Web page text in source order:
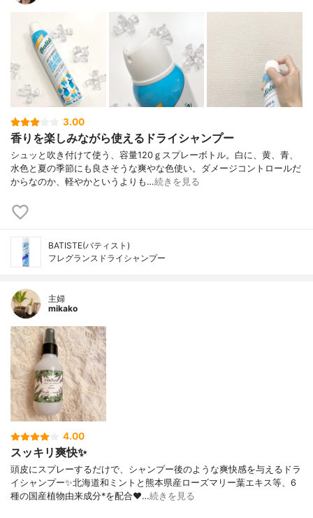
3.00
香りを楽しみながら使えるドライシャンプー
シュッと吹き付けて使う、容量120ｇスプレーボトル。白に、黄、青、
水色と夏の季節にも良さそうな爽やな色使い。ダメージコントロールだ
からなのか、軽やかというよりも…続きを見る
BATISTE(バティスト)
フレグランスドライシャンプー
主婦
mikako
4.00
スッキリ爽快✨
頭皮にスプレーするだけで、シャンプー後のような爽快感を与えるドラ
イシャンプー✨北海道和ミントと熊本県産ローズマリー葉エキス等、6
種の国産植物由来成分*を配合❤️…続きを見る